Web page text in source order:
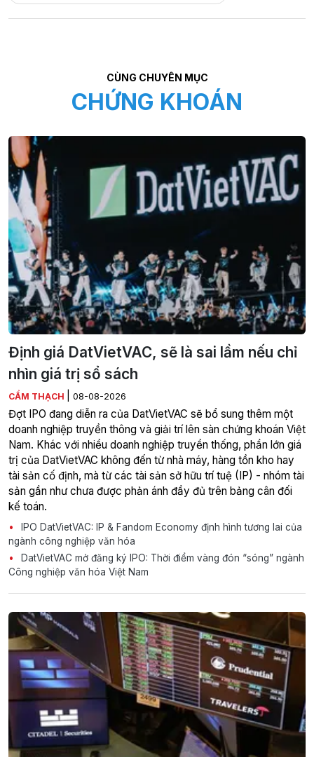
CÙNG CHUYÊN MỤC
CHỨNG KHOÁN
Định giá DatVietVAC, sẽ là sai lầm nếu chỉ
nhìn giá trị sổ sách
CẨM THẠCH 08-08-2026
Đợt IPO đang diễn ra của DatVietVAC sẽ bổ sung thêm một
doanh nghiệp truyền thông và giải trí lên sàn chứng khoán Việt
Nam. Khác với nhiều doanh nghiệp truyền thống, phần lớn giá
trị của DatVietVAC không đến từ nhà máy, hàng tồn kho hay
tài sản cố định, mà từ các tài sản sở hữu trí tuệ (IP) - nhóm tài
sản gần như chưa được phản ánh đầy đủ trên bảng cân đối
kế toán.
IPO DatVietVAC: IP & Fandom Economy định hình tương lai của
ngành công nghiệp văn hóa
DatVietVAC mở đăng ký IPO: Thời điểm vàng đón “sóng” ngành
Công nghiệp văn hóa Việt Nam